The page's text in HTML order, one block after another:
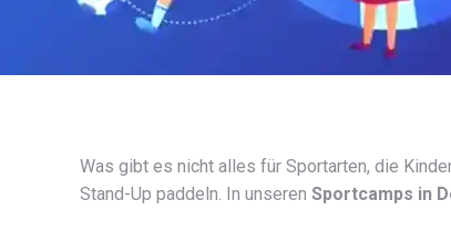
Was gibt es nicht alles für Sportarten, die
Stand-Up paddeln. In unseren Sportcamps in